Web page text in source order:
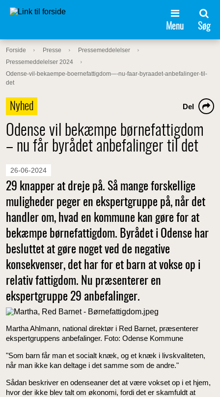
Menu Søg
Forside Presse
Pressemeddelelser
Pressemeddelelser 2024
Odense-vil-bekaempe-boernefattigdom-–-nu-faar-byraadet-anbefalinger-til-
det
Nyhed
Odense vil bekæmpe børnefattigdom
– nu får byrådet anbefalinger til det
Del
26-06-2024
29 knapper at dreje på. Så mange forskellige
muligheder peger en ekspertgruppe på, når det
handler om, hvad en kommune kan gøre for at
bekæmpe børnefattigdom. Byrådet i Odense har
besluttet at gøre noget ved de negative
konsekvenser, det har for et barn at vokse op i
relativ fattigdom. Nu præsenterer en
ekspertgruppe 29 anbefalinger.
Martha Ahlmann, national direktør i Red Barnet, præsenterer
ekspertgruppens anbefalinger. Foto: Odense Kommune
"Som barn får man et socialt knæk, og et knæk i livskvaliteten,
når man ikke kan deltage i det samme som de andre."
Sådan beskriver en odenseaner det at være vokset op i et hjem,
hvor der ikke blev talt om økonomi, fordi det er skamfuldt at